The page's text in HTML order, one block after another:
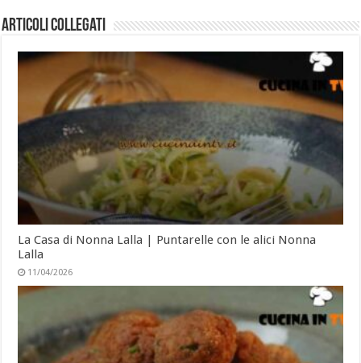
Articoli collegati
La Casa di Nonna Lalla | Puntarelle con le alici Nonna
Lalla
11/04/2026